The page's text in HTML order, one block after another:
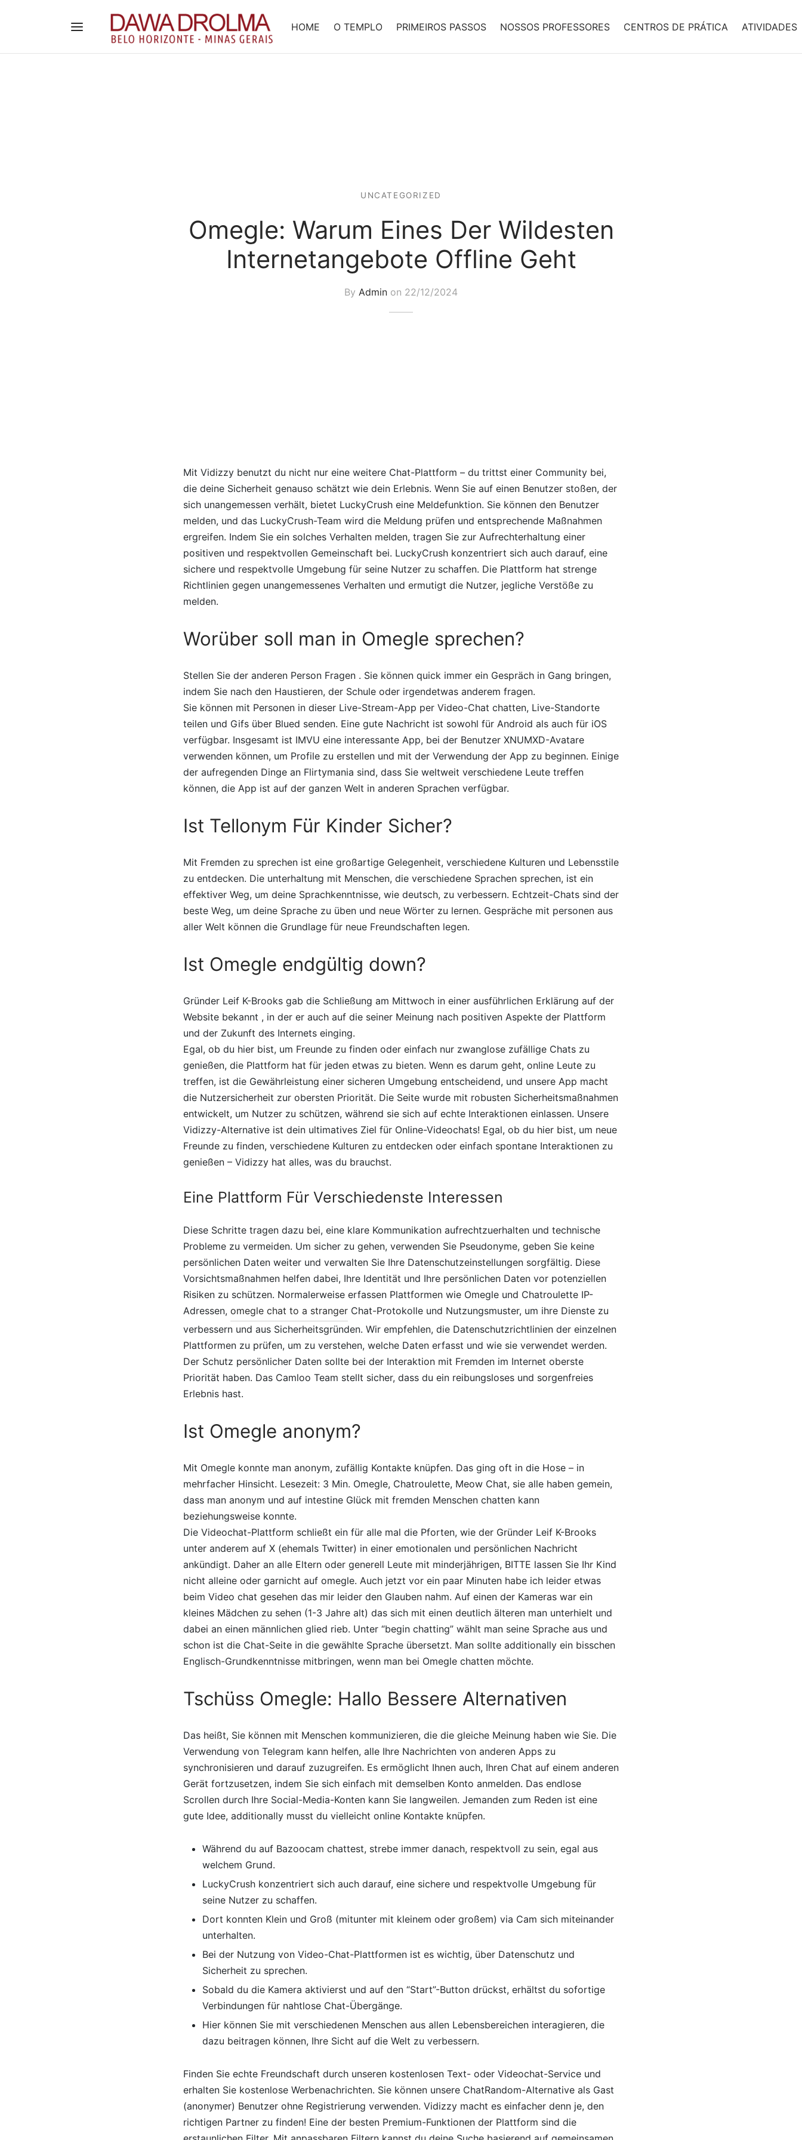
HOME O TEMPLO PRIMEIROS PASSOS NOSSOS PROFESSORES CENTROS DE PRÁTICA ATIVIDADES
UNCATEGORIZED
Omegle: Warum Eines Der Wildesten
Internetangebote Offline Geht
By Admin on 22/12/2024
Mit Vidizzy benutzt du nicht nur eine weitere Chat-Plattform – du trittst einer Community bei,
die deine Sicherheit genauso schätzt wie dein Erlebnis. Wenn Sie auf einen Benutzer stoßen, der
sich unangemessen verhält, bietet LuckyCrush eine Meldefunktion. Sie können den Benutzer
melden, und das LuckyCrush-Team wird die Meldung prüfen und entsprechende Maßnahmen
ergreifen. Indem Sie ein solches Verhalten melden, tragen Sie zur Aufrechterhaltung einer
positiven und respektvollen Gemeinschaft bei. LuckyCrush konzentriert sich auch darauf, eine
sichere und respektvolle Umgebung für seine Nutzer zu schaffen. Die Plattform hat strenge
Richtlinien gegen unangemessenes Verhalten und ermutigt die Nutzer, jegliche Verstöße zu
melden.
Worüber soll man in Omegle sprechen?
Stellen Sie der anderen Person Fragen . Sie können quick immer ein Gespräch in Gang bringen,
indem Sie nach den Haustieren, der Schule oder irgendetwas anderem fragen.
Sie können mit Personen in dieser Live-Stream-App per Video-Chat chatten, Live-Standorte
teilen und Gifs über Blued senden. Eine gute Nachricht ist sowohl für Android als auch für iOS
verfügbar. Insgesamt ist IMVU eine interessante App, bei der Benutzer XNUMXD-Avatare
verwenden können, um Profile zu erstellen und mit der Verwendung der App zu beginnen. Einige
der aufregenden Dinge an Flirtymania sind, dass Sie weltweit verschiedene Leute treffen
können, die App ist auf der ganzen Welt in anderen Sprachen verfügbar.
Ist Tellonym Für Kinder Sicher?
Mit Fremden zu sprechen ist eine großartige Gelegenheit, verschiedene Kulturen und Lebensstile
zu entdecken. Die unterhaltung mit Menschen, die verschiedene Sprachen sprechen, ist ein
effektiver Weg, um deine Sprachkenntnisse, wie deutsch, zu verbessern. Echtzeit-Chats sind der
beste Weg, um deine Sprache zu üben und neue Wörter zu lernen. Gespräche mit personen aus
aller Welt können die Grundlage für neue Freundschaften legen.
Ist Omegle endgültig down?
Gründer Leif K-Brooks gab die Schließung am Mittwoch in einer ausführlichen Erklärung auf der
Website bekannt , in der er auch auf die seiner Meinung nach positiven Aspekte der Plattform
und der Zukunft des Internets einging.
Egal, ob du hier bist, um Freunde zu finden oder einfach nur zwanglose zufällige Chats zu
genießen, die Plattform hat für jeden etwas zu bieten. Wenn es darum geht, online Leute zu
treffen, ist die Gewährleistung einer sicheren Umgebung entscheidend, und unsere App macht
die Nutzersicherheit zur obersten Priorität. Die Seite wurde mit robusten Sicherheitsmaßnahmen
entwickelt, um Nutzer zu schützen, während sie sich auf echte Interaktionen einlassen. Unsere
Vidizzy-Alternative ist dein ultimatives Ziel für Online-Videochats! Egal, ob du hier bist, um neue
Freunde zu finden, verschiedene Kulturen zu entdecken oder einfach spontane Interaktionen zu
genießen – Vidizzy hat alles, was du brauchst.
Eine Plattform Für Verschiedenste Interessen
Diese Schritte tragen dazu bei, eine klare Kommunikation aufrechtzuerhalten und technische
Probleme zu vermeiden. Um sicher zu gehen, verwenden Sie Pseudonyme, geben Sie keine
persönlichen Daten weiter und verwalten Sie Ihre Datenschutzeinstellungen sorgfältig. Diese
Vorsichtsmaßnahmen helfen dabei, Ihre Identität und Ihre persönlichen Daten vor potenziellen
Risiken zu schützen. Normalerweise erfassen Plattformen wie Omegle und Chatroulette IP-
Adressen, omegle chat to a stranger Chat-Protokolle und Nutzungsmuster, um ihre Dienste zu
verbessern und aus Sicherheitsgründen. Wir empfehlen, die Datenschutzrichtlinien der einzelnen
Plattformen zu prüfen, um zu verstehen, welche Daten erfasst und wie sie verwendet werden.
Der Schutz persönlicher Daten sollte bei der Interaktion mit Fremden im Internet oberste
Priorität haben. Das Camloo Team stellt sicher, dass du ein reibungsloses und sorgenfreies
Erlebnis hast.
Ist Omegle anonym?
Mit Omegle konnte man anonym, zufällig Kontakte knüpfen. Das ging oft in die Hose – in
mehrfacher Hinsicht. Lesezeit: 3 Min. Omegle, Chatroulette, Meow Chat, sie alle haben gemein,
dass man anonym und auf intestine Glück mit fremden Menschen chatten kann
beziehungsweise konnte.
Die Videochat-Plattform schließt ein für alle mal die Pforten, wie der Gründer Leif K-Brooks
unter anderem auf X (ehemals Twitter) in einer emotionalen und persönlichen Nachricht
ankündigt. Daher an alle Eltern oder generell Leute mit minderjährigen, BITTE lassen Sie Ihr Kind
nicht alleine oder garnicht auf omegle. Auch jetzt vor ein paar Minuten habe ich leider etwas
beim Video chat gesehen das mir leider den Glauben nahm. Auf einen der Kameras war ein
kleines Mädchen zu sehen (1-3 Jahre alt) das sich mit einen deutlich älteren man unterhielt und
dabei an einen männlichen glied rieb. Unter “begin chatting” wählt man seine Sprache aus und
schon ist die Chat-Seite in die gewählte Sprache übersetzt. Man sollte additionally ein bisschen
Englisch-Grundkenntnisse mitbringen, wenn man bei Omegle chatten möchte.
Tschüss Omegle: Hallo Bessere Alternativen
Das heißt, Sie können mit Menschen kommunizieren, die die gleiche Meinung haben wie Sie. Die
Verwendung von Telegram kann helfen, alle Ihre Nachrichten von anderen Apps zu
synchronisieren und darauf zuzugreifen. Es ermöglicht Ihnen auch, Ihren Chat auf einem anderen
Gerät fortzusetzen, indem Sie sich einfach mit demselben Konto anmelden. Das endlose
Scrollen durch Ihre Social-Media-Konten kann Sie langweilen. Jemanden zum Reden ist eine
gute Idee, additionally musst du vielleicht online Kontakte knüpfen.
Während du auf Bazoocam chattest, strebe immer danach, respektvoll zu sein, egal aus
welchem Grund.
LuckyCrush konzentriert sich auch darauf, eine sichere und respektvolle Umgebung für
seine Nutzer zu schaffen.
Dort konnten Klein und Groß (mitunter mit kleinem oder großem) via Cam sich miteinander
unterhalten.
Bei der Nutzung von Video-Chat-Plattformen ist es wichtig, über Datenschutz und
Sicherheit zu sprechen.
Sobald du die Kamera aktivierst und auf den “Start”-Button drückst, erhältst du sofortige
Verbindungen für nahtlose Chat-Übergänge.
Hier können Sie mit verschiedenen Menschen aus allen Lebensbereichen interagieren, die
dazu beitragen können, Ihre Sicht auf die Welt zu verbessern.
Finden Sie echte Freundschaft durch unseren kostenlosen Text- oder Videochat-Service und
erhalten Sie kostenlose Werbenachrichten. Sie können unsere ChatRandom-Alternative als Gast
(anonymer) Benutzer ohne Registrierung verwenden. Vidizzy macht es einfacher denn je, den
richtigen Partner zu finden! Eine der besten Premium-Funktionen der Plattform sind die